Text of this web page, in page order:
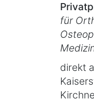
für
direkt